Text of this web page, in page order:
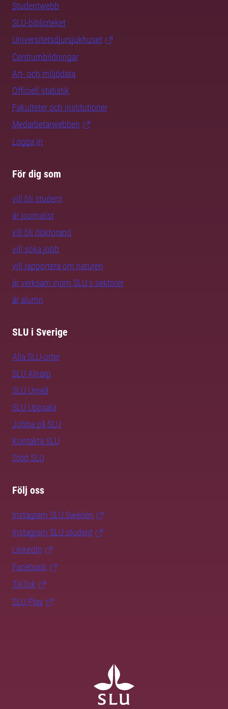
Studentwebb
SLU-biblioteket
Universitetsdjursjukhuset
Centrumbildningar
Art- och miljödata
Officiell statistik
Fakulteter och institutioner
Medarbetarwebben
Logga in
För dig som
vill bli student
är journalist
vill bli doktorand
vill söka jobb
vill rapportera om naturen
är verksam inom SLU:s sektorer
är alumn
SLU i Sverige
Alla SLU-orter
SLU Alnarp
SLU Umeå
SLU Uppsala
Jobba på SLU
Kontakta SLU
Stöd SLU
Följ oss
Instagram SLU.Sweden
Instagram SLU.student
LinkedIn
Facebook
TikTok
SLU Play